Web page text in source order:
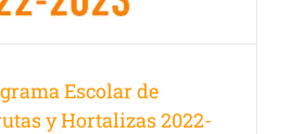
Escolar de
y Hortalizas 2022-